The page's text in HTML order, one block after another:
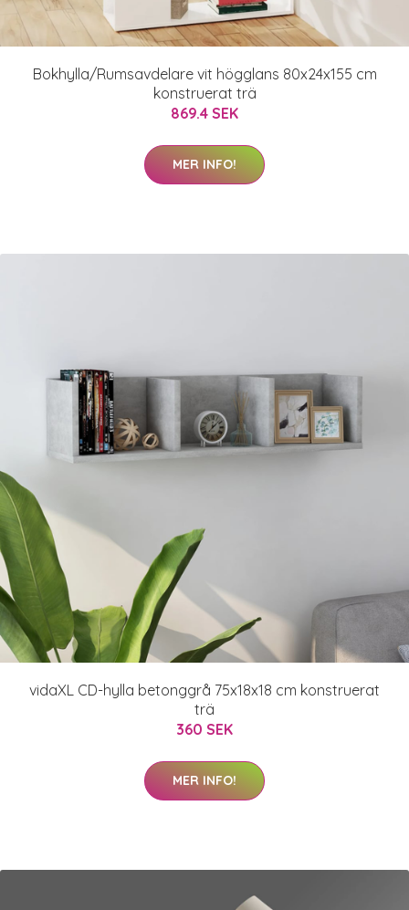
Bokhylla/Rumsavdelare vit högglans 80x24x155 cm
konstruerat trä
869.4 SEK
MER INFO!
vidaXL CD-hylla betonggrå 75x18x18 cm konstruerat
trä
360 SEK
MER INFO!